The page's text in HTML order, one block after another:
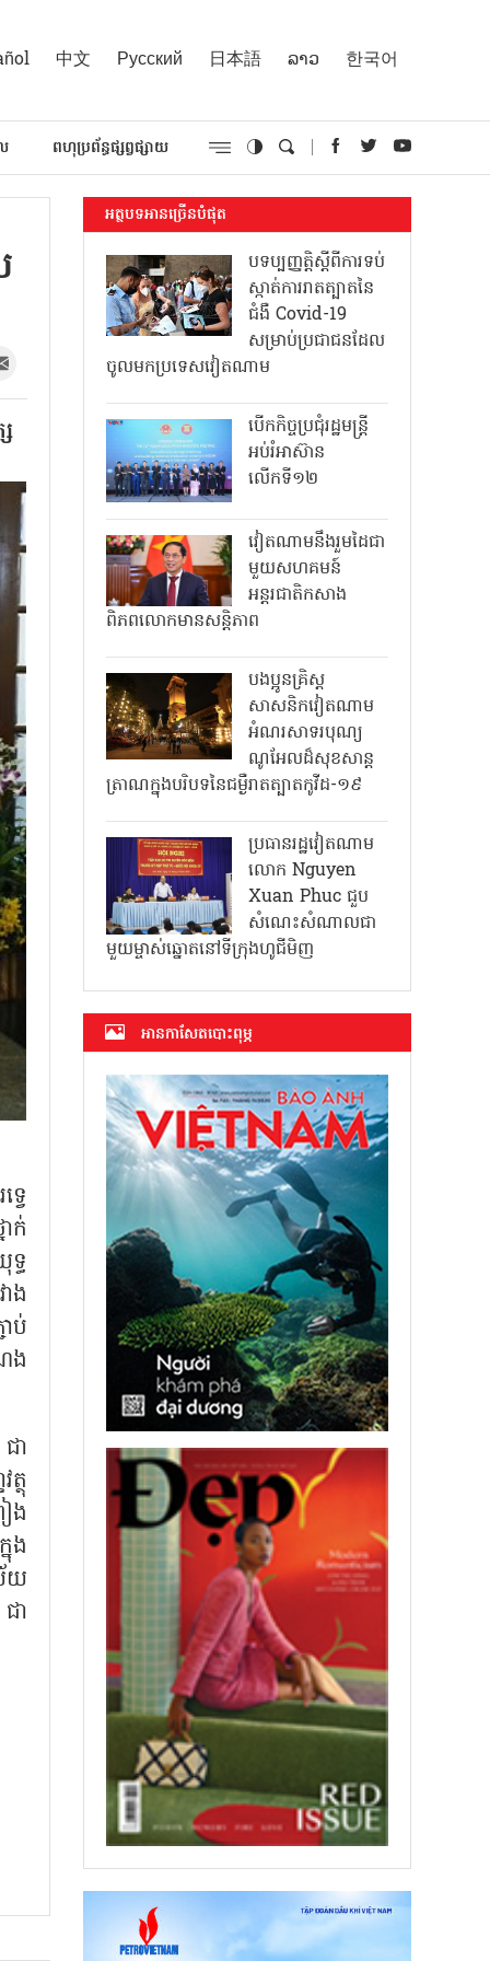
中文 Русский 日本語 ລາວ 한국어
ពហុប្រព័ន្ធផ្សព្វផ្សាយ
េ
ក់
ធ
ង
ប់
ង
ា
ថុ
ង
ង
យ
ា
អត្ថបទអានច្រើនបំផុត
បទប្បញ្ញត្តិស្តីពីការទប់
ស្កាត់ការរាតត្បាតនៃ
ជំងឺ Covid-19
សម្រាប់ប្រជាជនដែល
ចូលមកប្រទេសវៀតណាម
បើកកិច្ចប្រជុំរដ្ឋមន្ត្រី
អប់រំអាស៊ាន
លើកទី១២
វៀតណាមនឹងរួមដៃជា
មួយសហគមន៍
អន្តរជាតិកសាង
ពិភពលោកមានសន្តិភាព
បងប្អូនគ្រិស្ត
សាសនិកវៀតណាម
អំណរសាទរបុណ្យ
ណូអែលដ៏សុខសាន្ត
ត្រាណក្នុងបរិបទនៃជម្ងឺរាតត្បាតកូវីដ-១៩
ប្រធានរដ្ឋវៀតណាម
លោក Nguyen
Xuan Phuc ជួប
សំណេះសំណាលជា
មួយម្ចាស់ឆ្នោតនៅទីក្រុងហូជីមិញ
អាន​កាសែត​បោះពុម្ភ